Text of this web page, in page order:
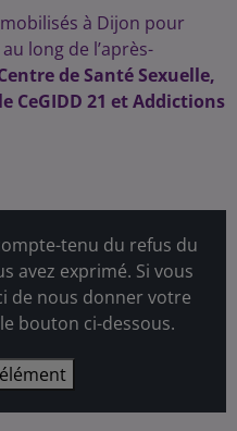
à Dijon pour
long de l’après-
de Santé Sexuelle,
CeGIDD 21 et Addictions
tenu du refus du
avez exprimé. Si vous
de nous donner votre
bouton ci-dessous.